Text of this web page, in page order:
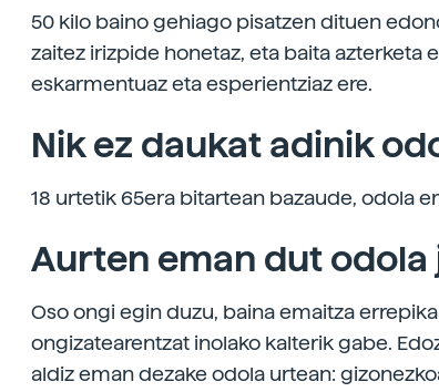
50 kilo baino gehiago pisatzen dituen
zaitez irizpide honetaz, eta baita azterketa
eskarmentuaz eta esperientziaz ere.
Nik ez daukat adinik
18 urtetik 65era bitartean bazaude, odola
Aurten eman dut odola
Oso ongi egin duzu, baina emaitza
ongizatearentzat inolako kalterik gabe.
aldiz eman dezake odola urtean: